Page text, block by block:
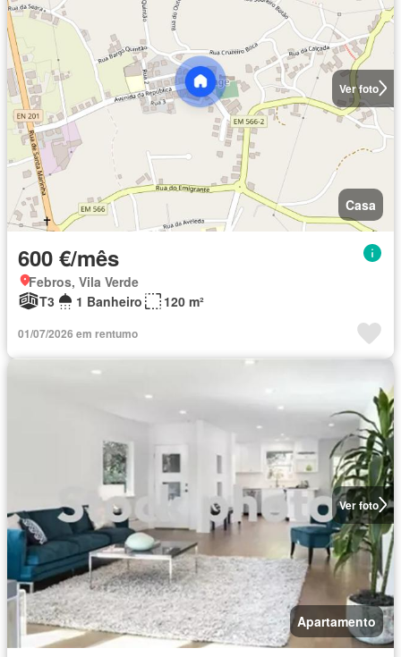
Ver foto
Casa
600 €/mês
Febros, Vila Verde
T3
1 Banheiro 120 m²
01/07/2026 em rentumo
Ver foto
Apartamento